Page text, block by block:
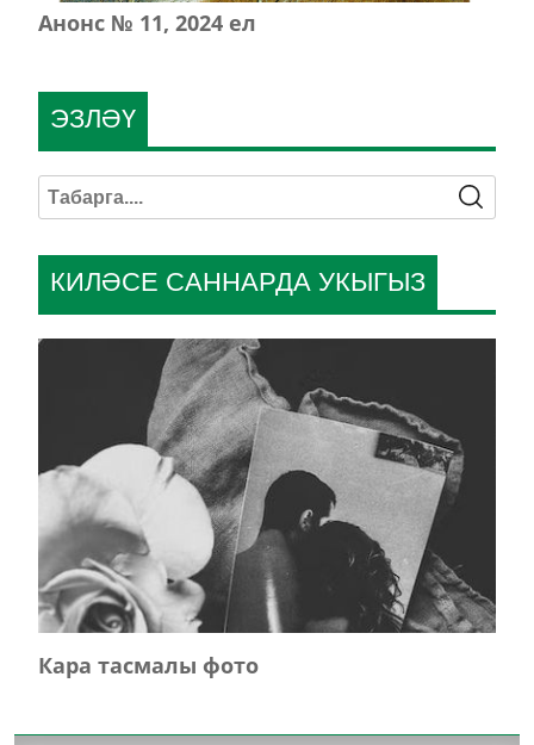
Анонс № 11, 2024 ел
КИЛӘСЕ САННАРДА УКЫГЫЗ
Кара тасмалы фото
ЭЗЛӘҮ